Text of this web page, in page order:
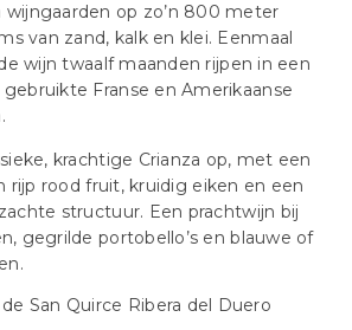
op zo’n 800 meter
van zand, kalk en klei. Eenmaal
wijn twaalf maanden rijpen in een
Franse en Amerikaanse
krachtige Crianza op, met een
rijp rood fruit, kruidig eiken en een
structuur. Een prachtwijn bij
gegrilde portobello’s en blauwe of